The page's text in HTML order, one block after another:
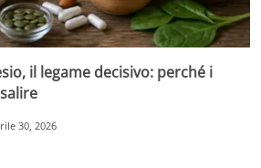
il legame decisivo: perché i
30, 2026